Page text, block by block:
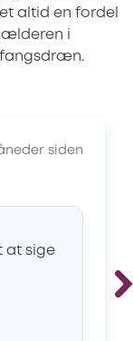
altid en fordel
i
siden
at sige